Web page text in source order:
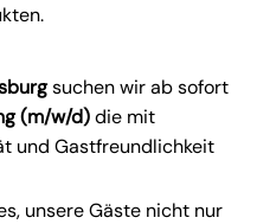
suchen wir ab sofort
(m/w/d)die mit
und Gastfreundlichkeit
unsere Gäste nicht nur